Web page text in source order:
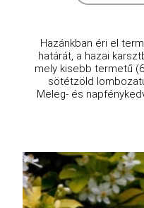
Hazánkban éri el
határát, a hazai
mely kisebb termetű
sötétzöld
Meleg- és